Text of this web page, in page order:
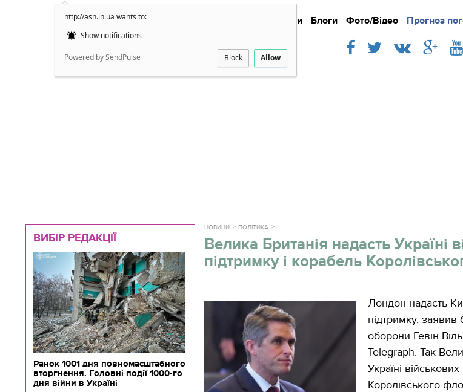
http://asn.in.ua wants to:
Show notifications
Powered by SendPulse Block Allow
Новини Блоги Фото/Відео Прогноз
ВИБІР РЕДАКЦІЇ
Ранок 1001 дня повномасштабного
вторгнення. Головні події 1000-го
дня війни в Україні
НОВИНИ ПОЛІТИКА
Велика Британія надасть Україні
підтримку і корабель
Лондон надасть
підтримку, заявив
оборони Гевін
Telegraph. Так
Україні
Королівського